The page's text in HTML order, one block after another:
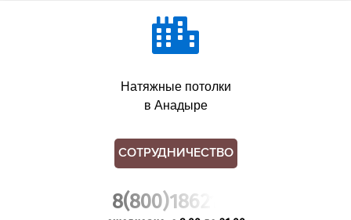
Натяжные потолки
в Анадыре
СОТРУДНИЧЕСТВО
8(800)1862102